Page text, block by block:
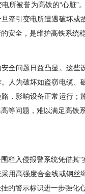
所被誉为高铁的“心脏
牵引变电所遭遇破坏
安全，是维护高铁系统
全问题日益凸显。这
人为破坏如盗窃电缆
，影响设备正常运行
等问题，难以满足高铁
栏入侵报警系统凭借其
用高强度合金线或钢
的警示标识进一步强化